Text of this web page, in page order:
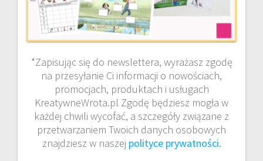
*Zapisując się do newslettera, wyrażasz zgodę
na przesyłanie Ci informacji o nowościach,
promocjach, produktach i usługach
KreatywneWrota.pl Zgodę będziesz mogła w
każdej chwili wycofać, a szczegóły związane z
przetwarzaniem Twoich danych osobowych
znajdziesz w naszej polityce prywatności.